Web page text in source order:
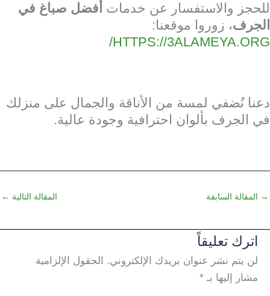
للحجز والاستفسار عن خدمات أفضل صباغ في
الجرف، زوروا موقعنا:
HTTPS://3ALAMEYA.ORG/
دعنا نُضفي لمسة من الأناقة والجمال على منزلك
في الجرف بألوان احترافية وجودة عالية.
→ المقالة السابقة المقالة التالية ←
اترك تعليقاً
لن يتم نشر عنوان بريدك الإلكتروني.
الحقول الإلزامية
مشار إليها بـ *